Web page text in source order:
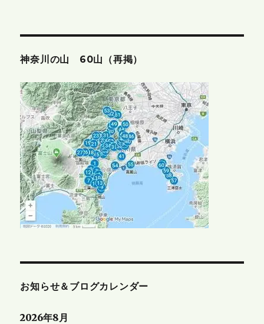
神奈川の山 60山（再掲）
お知らせ＆ブログカレンダー
2026年8月